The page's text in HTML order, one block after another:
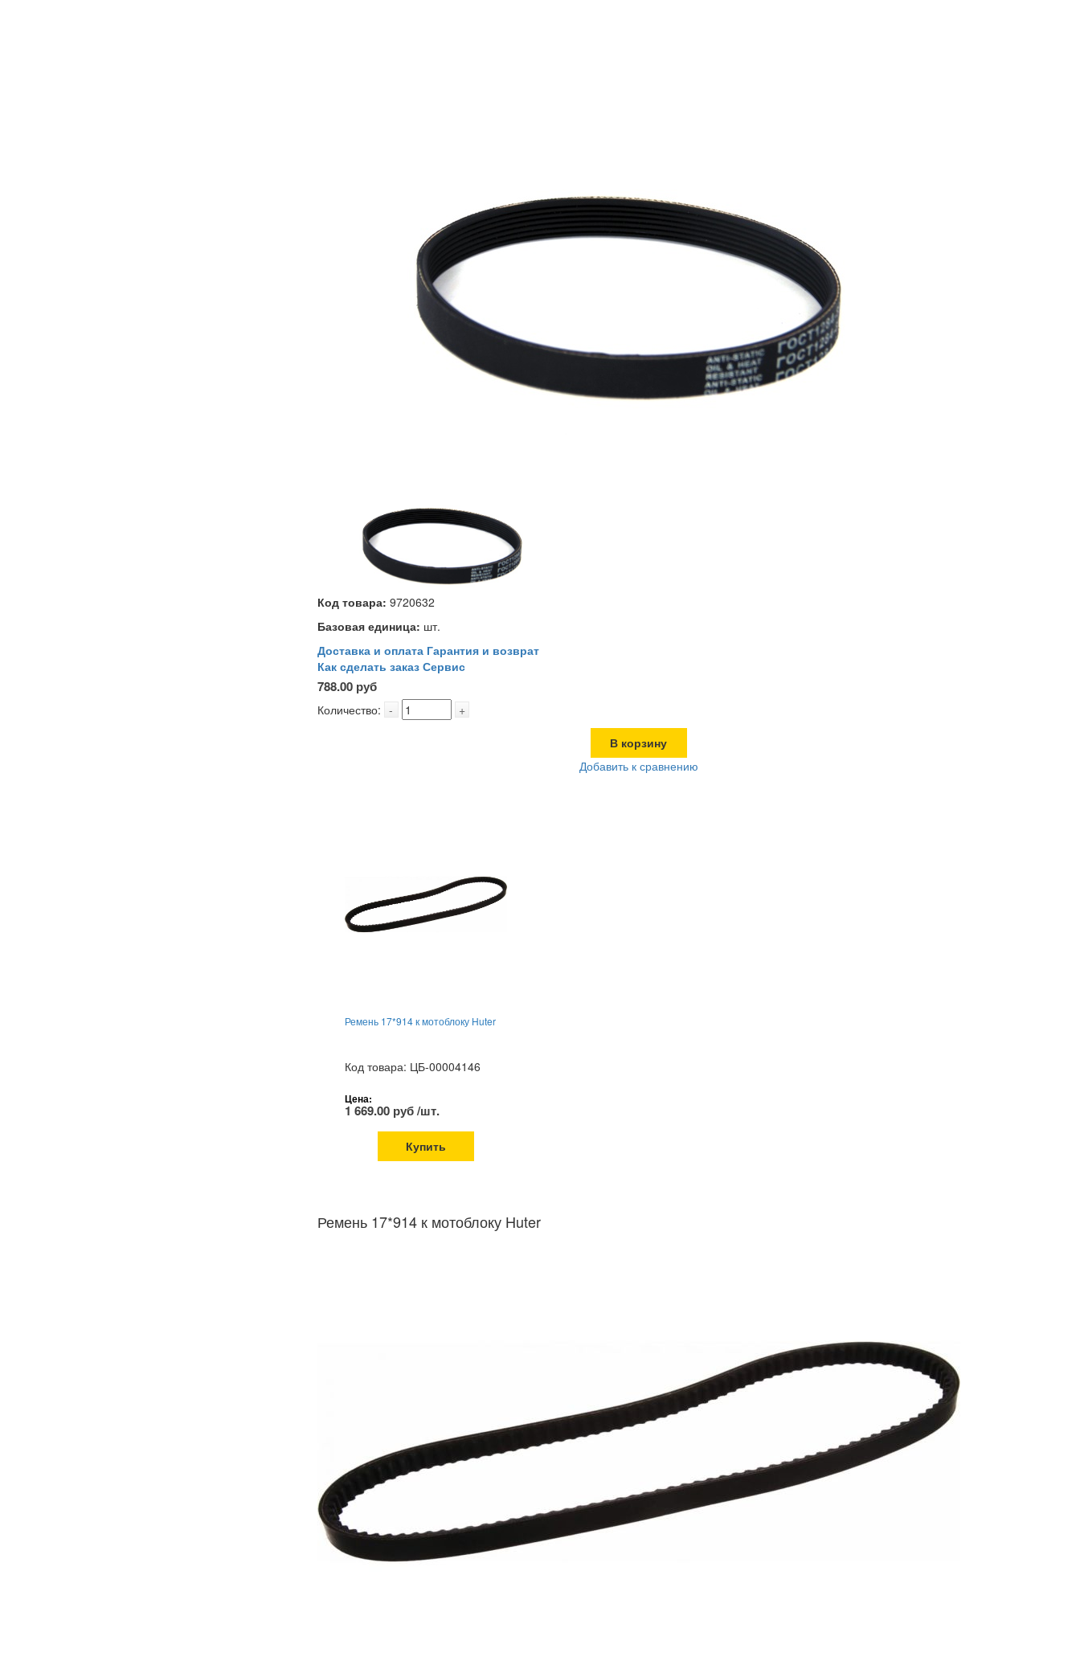
Код товара: 9720632
Базовая единица: шт.
Доставка и оплата Гарантия и возврат
Как сделать заказ Сервис
788.00 руб
Количество: - +
В корзину
Добавить к сравнению
Ремень 17*914 к мотоблоку Huter
Код товара: ЦБ-00004146
Цена:
1 669.00 руб /шт.
Купить
Ремень 17*914 к мотоблоку Huter